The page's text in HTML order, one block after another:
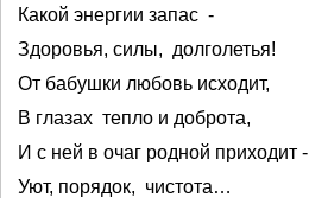
Какой энергии запас -
Здоровья, силы, долголетья!
От бабушки любовь исходит,
В глазах тепло и доброта,
И с ней в очаг родной приходит -
Уют, порядок, чистота…